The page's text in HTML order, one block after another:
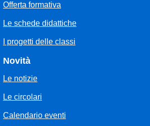
Offerta formativa
Le schede didattiche
I progetti delle classi
Novità
Le notizie
Le circolari
Calendario eventi